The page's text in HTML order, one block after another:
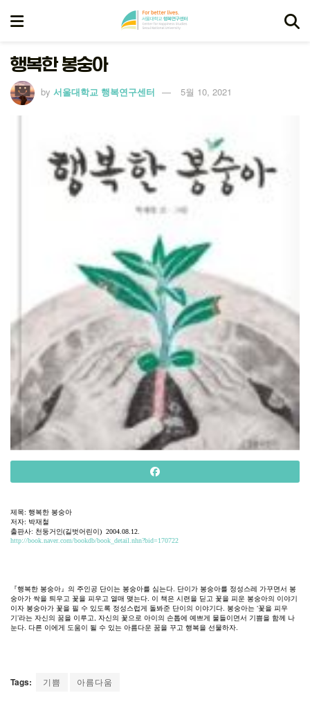
행복한 봉숭아
by 서울대학교 행복연구센터 5월 10, 2021
제목: 행복한 봉숭아
저자: 박재철
출판사: 천둥거인(길벗어린이) 2004.08.12.
http://book.naver.com/bookdb/book_detail.nhn?bid=170722
『행복한 봉숭아』의 주인공 단이는 봉숭아를 심는다 단이가 봉숭아를 정성스레 가꾸면서 봉
숭아가 싹을 틔우고 꽃을 피우고 열매 맺는다 이 책은 시련을 딛고 꽃을 피운 봉숭아의 이야기
이자 봉숭아가 꽃을 필 수 있도록 정성스럽게 돌봐준 단이의 이야기다 봉숭아는 ‘꽃을 피우
기’라는 자신의 꿈을 이루고 자신의 꽃으로 아이의 손톱에 예쁘게 물들이면서 기쁨을 함께 나
눈다 다른 이에게 도움이 될 수 있는 아름다운 꿈을 꾸고 행복을 선물하자
Tags: 기쁨 아름다움